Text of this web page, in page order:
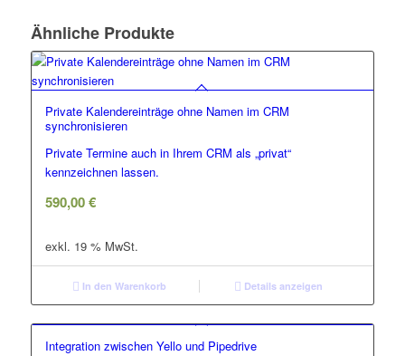
Ähnliche Produkte
Private Kalendereinträge ohne Namen im CRM
synchronisieren
Private Termine auch in Ihrem CRM als „privat“
kennzeichnen lassen.
590,00€
exkl. 19 % MwSt.
In den Warenkorb Details anzeigen
Integration zwischen Yello und Pipedrive